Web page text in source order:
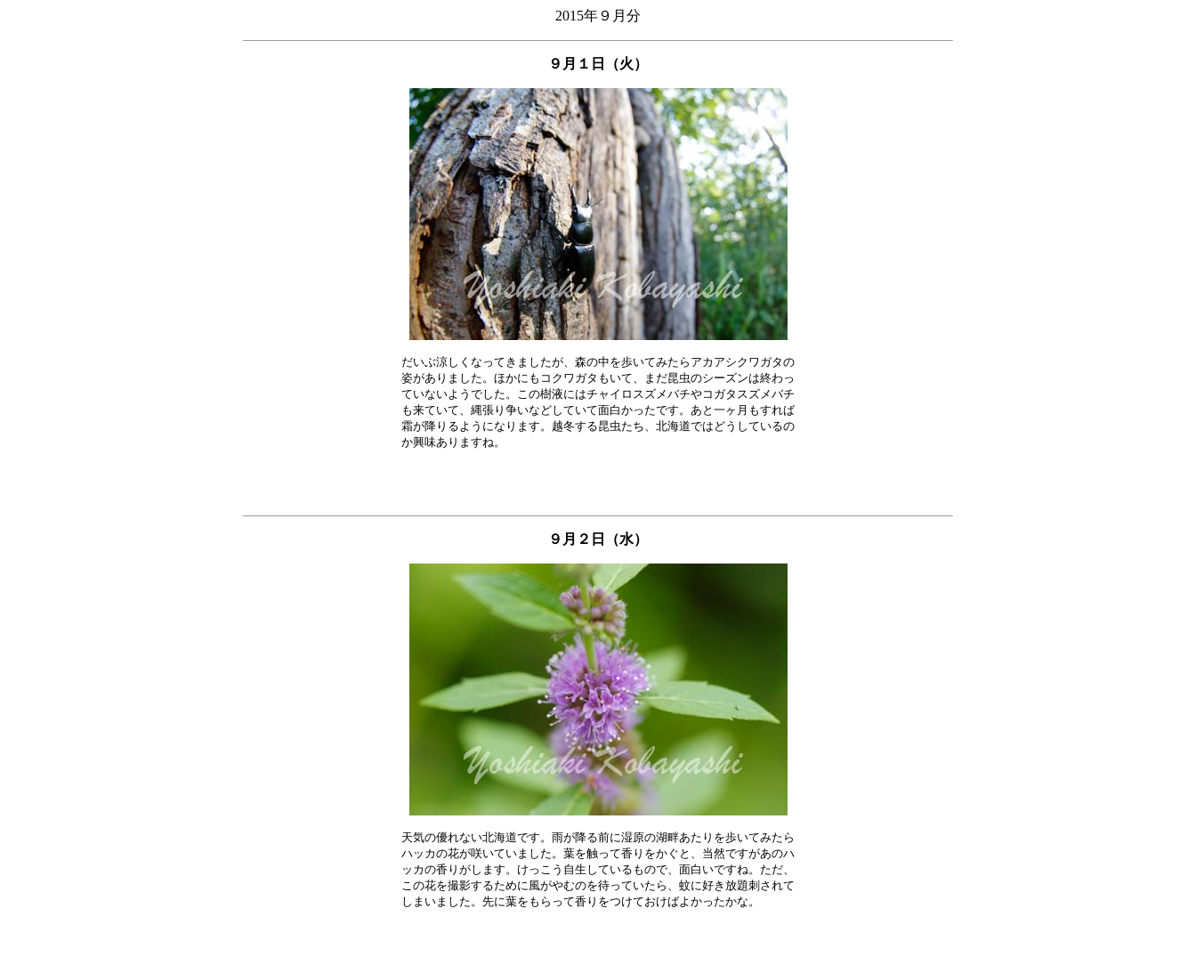
2015年９月分
９月１日（火）
だいぶ涼しくなってきましたが、森の中を歩いてみたらアカアシクワガタの
姿がありました。ほかにもコクワガタもいて、まだ昆虫のシーズンは終わっ
ていないようでした。この樹液にはチャイロスズメバチやコガタスズメバチ
も来ていて、縄張り争いなどしていて面白かったです。あと一ヶ月もすれば
霜が降りるようになります。越冬する昆虫たち、北海道ではどうしているの
９月２日（水）
天気の優れない北海道です。雨が降る前に湿原の湖畔あたりを歩いてみたら
ハッカの花が咲いていました。葉を触って香りをかぐと、当然ですがあのハ
ッカの香りがします。けっこう自生しているもので、面白いですね。ただ、
この花を撮影するために風がやむのを待っていたら、蚊に好き放題刺されて